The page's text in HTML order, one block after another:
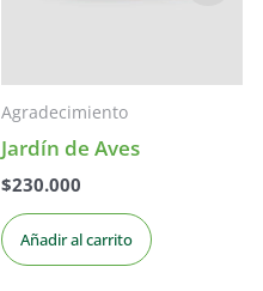
Agradecimiento
Jardín de Aves
$230.000
Añadir al carrito